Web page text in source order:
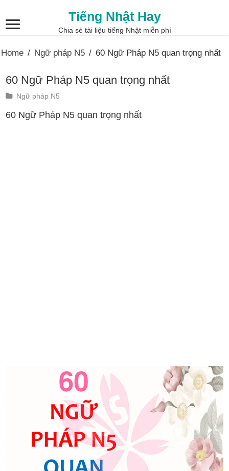
Tiếng Nhật Hay
Chia sẻ tài liệu tiếng Nhật miễn phí
Home / Ngữ pháp N5 / 60 Ngữ Pháp N5 quan trọng nhất
60 Ngữ Pháp N5 quan trọng nhất
Ngữ pháp N5
60 Ngữ Pháp N5 quan trọng nhất